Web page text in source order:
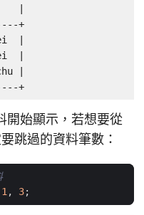
|
+
|
|
|
+
開始顯示，若想要從
跳過的資料筆數：
1, 3;